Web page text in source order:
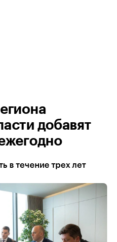
добавят
в течение трех лет